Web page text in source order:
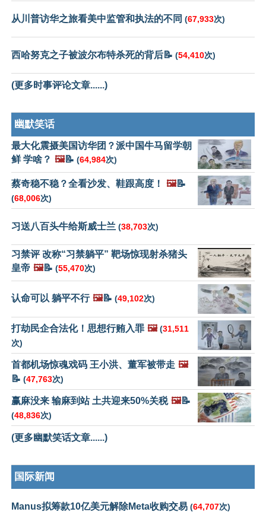
从川普访华之旅看美中监管和执法的不同 (67,933次)
西哈努克之子被波尔布特杀死的背后📝 (54,410次)
(更多时事评论文章......)
幽默笑话
最大化震摄美国访华团？派中国牛马留学朝
鲜 学啥？ 🖼️📝 (64,984次)
蔡奇稳不稳？全看沙发、鞋跟高度！ 🖼️📝
(68,006次)
习送八百头牛给斯威士兰 (38,703次)
习禁评 改称“习禁躺平” 靶场惊现射杀猪头
皇帝 🖼️📝 (55,470次)
认命可以 躺平不行 🖼️📝 (49,102次)
打劫民企合法化！思想行贿入罪 🖼️ (31,511
次)
首都机场惊魂戏码 王小洪、董军被带走 🖼️
📝 (47,763次)
赢麻没来 输麻到站 土共迎来50%关税 🖼️📝
(48,836次)
(更多幽默笑话文章......)
国际新闻
Manus拟筹款10亿美元解除Meta收购交易 (64,707次)